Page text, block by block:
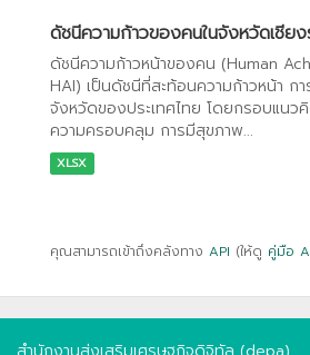
ดัชนีความก้าวของคนในจังหวัดเชียง
ดัชนีความก้าวหน้าของคน (Human
HAI) เป็นดัชนีที่สะท้อนความก้าวหน้า ก
จังหวัดของประเทศไทย โดยกรอบแน
ความครอบคลุม การมีสุขภาพ...
XLSX
คุณสามารถเข้าถึงคลังทาง API (ให้ดู คู่มือ